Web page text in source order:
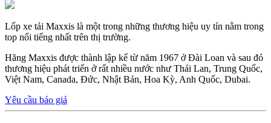
Lốp xe tải Maxxis là một trong những thương hiệu uy tín nằm trong
top nổi tiếng nhất trên thị trường.
Hãng Maxxis được thành lập kể từ năm 1967 ở Đài Loan và sau đó
thương hiệu phát triển ở rất nhiều nước như Thái Lan, Trung Quốc,
Việt Nam, Canada, Đức, Nhật Bản, Hoa Kỳ, Anh Quốc, Dubai.
Yêu cầu báo giá